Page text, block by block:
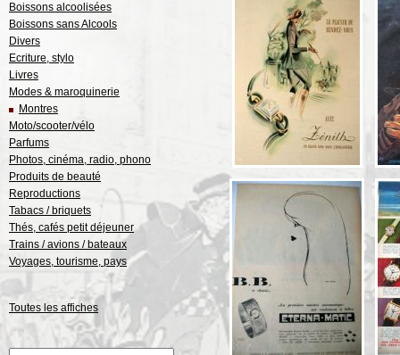
Boissons alcoolisées
Boissons sans Alcools
Divers
Ecriture, stylo
Livres
Modes & maroquinerie
Montres
Moto/scooter/vélo
Parfums
Photos, cinéma, radio, phono
Produits de beauté
Reproductions
Tabacs / briquets
Thés, cafés petit déjeuner
Trains / avions / bateaux
Voyages, tourisme, pays
Toutes les affiches